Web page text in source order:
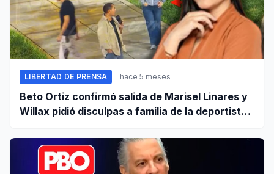
LIBERTAD DE PRENSA hace 5 meses
Beto Ortiz confirmó salida de Marisel Linares y
Willax pidió disculpas a familia de la deportista